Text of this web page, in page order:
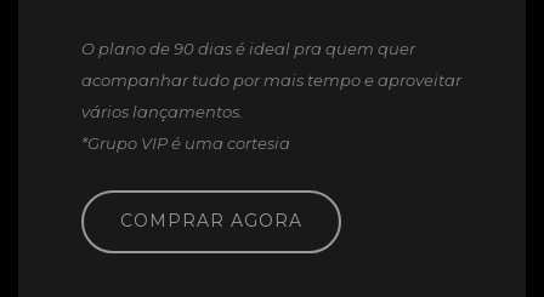
O plano de 90 dias é ideal pra quem quer
acompanhar tudo por mais tempo e aproveitar
vários lançamentos.
*Grupo VIP é uma cortesia
COMPRAR AGORA